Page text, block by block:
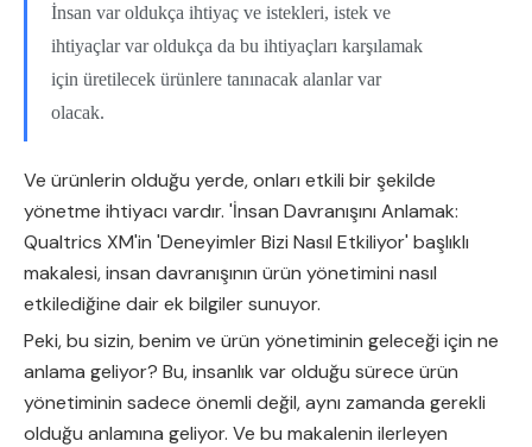
İnsan var oldukça ihtiyaç ve istekleri, istek ve
ihtiyaçlar var oldukça da bu ihtiyaçları karşılamak
için üretilecek ürünlere tanınacak alanlar var
olacak.
Ve ürünlerin olduğu yerde, onları etkili bir şekilde
yönetme ihtiyacı vardır. 'İnsan Davranışını Anlamak:
Qualtrics XM'in 'Deneyimler Bizi Nasıl Etkiliyor' başlıklı
makalesi, insan davranışının ürün yönetimini nasıl
etkilediğine dair ek bilgiler sunuyor.
Peki, bu sizin, benim ve ürün yönetiminin geleceği için ne
anlama geliyor? Bu, insanlık var olduğu sürece ürün
yönetiminin sadece önemli değil, aynı zamanda gerekli
olduğu anlamına geliyor. Ve bu makalenin ilerleyen